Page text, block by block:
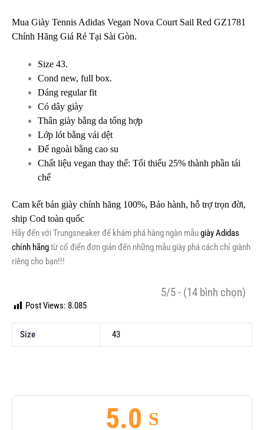
Mua Giày Tennis Adidas Vegan Nova Court Sail Red GZ1781
Chính Hãng Giá Rẻ Tại Sài Gòn.
Size 43.
Cond new, full box.
Dáng regular fit
Có dây giày
Thân giày bằng da tổng hợp
Lớp lót bằng vải dệt
Đế ngoài bằng cao su
Chất liệu vegan thay thế: Tối thiểu 25% thành phần tái
chế
Cam kết bán giày chính hãng 100%, Bảo hành, hỗ trợ trọn đời,
ship Cod toàn quốc
Hãy đến với Trungsneaker để khám phá hàng ngàn mẫugiày Adidas
chính hãngtừ cổ điển đơn giản đến những mẫu giày phá cách chỉ giành
riêng cho bạn!!!
5/5 - (14 bình chọn)
Post Views: 8.085
Size 43
5.0